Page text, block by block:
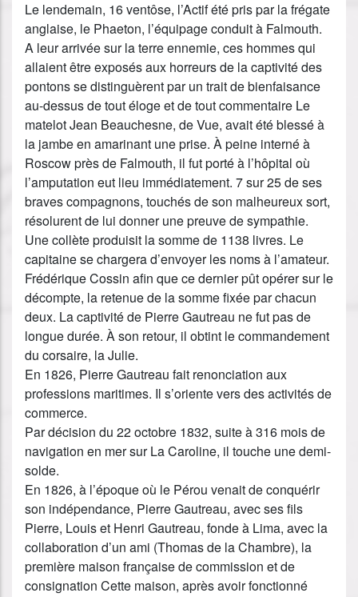
Le lendemain, 16 ventôse, l’Actif été pris par la frégate
anglaise, le Phaeton, l’équipage conduit à Falmouth.
A leur arrivée sur la terre ennemie, ces hommes qui
allaient être exposés aux horreurs de la captivité des
pontons se distinguèrent par un trait de bienfaisance
au-dessus de tout éloge et de tout commentaire Le
matelot Jean Beauchesne, de Vue, avait été blessé à
la jambe en amarinant une prise. À peine interné à
Roscow près de Falmouth, il fut porté à l’hôpital où
l’amputation eut lieu immédiatement. 7 sur 25 de ses
braves compagnons, touchés de son malheureux sort,
résolurent de lui donner une preuve de sympathie.
Une collète produisit la somme de 1138 livres. Le
capitaine se chargera d’envoyer les noms à l’amateur.
Frédérique Cossin afin que ce dernier pût opérer sur le
décompte, la retenue de la somme fixée par chacun
deux. La captivité de Pierre Gautreau ne fut pas de
longue durée. À son retour, il obtint le commandement
du corsaire, la Julie.
En 1826, Pierre Gautreau fait renonciation aux
professions maritimes. Il s’oriente vers des activités de
commerce.
Par décision du 22 octobre 1832, suite à 316 mois de
navigation en mer sur La Caroline, il touche une demi-
solde.
En 1826, à l’époque où le Pérou venait de conquérir
son indépendance, Pierre Gautreau, avec ses fils
Pierre, Louis et Henri Gautreau, fonde à Lima, avec la
collaboration d’un ami (Thomas de la Chambre), la
première maison française de commission et de
consignation Cette maison, après avoir fonctionné